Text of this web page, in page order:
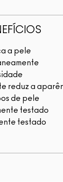
a pele
reduz a
de pele
testado
testado